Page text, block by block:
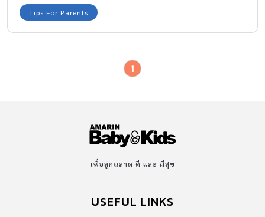
ลูกTips For Parents
1
เพื่อลูกฉลาด ดี และ มีสุข
USEFUL LINKS